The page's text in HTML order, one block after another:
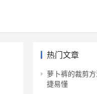
热门文章
萝卜裤的裁剪
捷易懂